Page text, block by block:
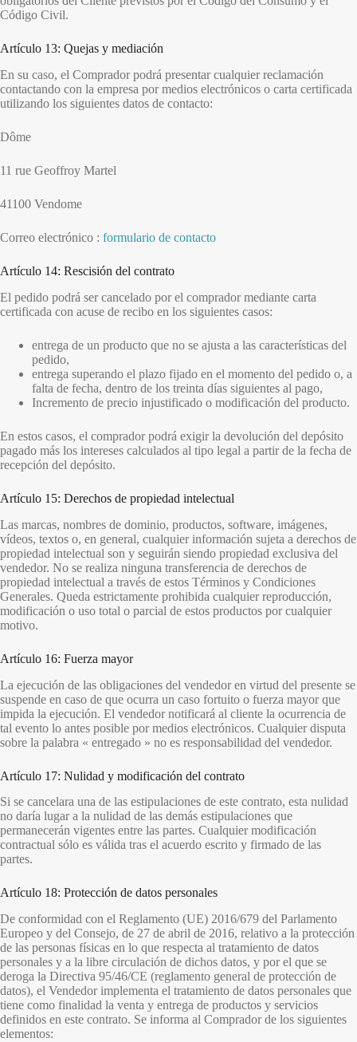
Código Civil.
Artículo 13: Quejas y mediación
En su caso, el Comprador podrá presentar cualquier reclamación
contactando con la empresa por medios electrónicos o carta certificada
utilizando los siguientes datos de contacto:
Dôme
11 rue Geoffroy Martel
41100 Vendome
Correo electrónico : formulario de contacto
Artículo 14: Rescisión del contrato
El pedido podrá ser cancelado por el comprador mediante carta
certificada con acuse de recibo en los siguientes casos:
entrega de un producto que no se ajusta a las características del
pedido,
entrega superando el plazo fijado en el momento del pedido o, a
falta de fecha, dentro de los treinta días siguientes al pago,
Incremento de precio injustificado o modificación del producto.
En estos casos, el comprador podrá exigir la devolución del depósito
pagado más los intereses calculados al tipo legal a partir de la fecha de
recepción del depósito.
Artículo 15: Derechos de propiedad intelectual
Las marcas, nombres de dominio, productos, software, imágenes,
vídeos, textos o, en general, cualquier información sujeta a derechos de
propiedad intelectual son y seguirán siendo propiedad exclusiva del
vendedor. No se realiza ninguna transferencia de derechos de
propiedad intelectual a través de estos Términos y Condiciones
Generales. Queda estrictamente prohibida cualquier reproducción,
modificación o uso total o parcial de estos productos por cualquier
motivo.
Artículo 16: Fuerza mayor
La ejecución de las obligaciones del vendedor en virtud del presente se
suspende en caso de que ocurra un caso fortuito o fuerza mayor que
impida la ejecución. El vendedor notificará al cliente la ocurrencia de
tal evento lo antes posible por medios electrónicos. Cualquier disputa
sobre la palabra « entregado » no es responsabilidad del vendedor.
Artículo 17: Nulidad y modificación del contrato
Si se cancelara una de las estipulaciones de este contrato, esta nulidad
no daría lugar a la nulidad de las demás estipulaciones que
permanecerán vigentes entre las partes. Cualquier modificación
contractual sólo es válida tras el acuerdo escrito y firmado de las
partes.
Artículo 18: Protección de datos personales
De conformidad con el Reglamento (UE) 2016/679 del Parlamento
Europeo y del Consejo, de 27 de abril de 2016, relativo a la protección
de las personas físicas en lo que respecta al tratamiento de datos
personales y a la libre circulación de dichos datos, y por el que se
deroga la Directiva 95/46/CE (reglamento general de protección de
datos), el Vendedor implementa el tratamiento de datos personales que
tiene como finalidad la venta y entrega de productos y servicios
definidos en este contrato. Se informa al Comprador de los siguientes
elementos: